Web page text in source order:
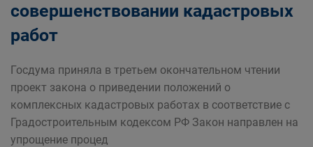
совершенствовании кадастровых
работ
Госдума приняла в третьем окончательном чтении
проект закона о приведении положений о
комплексных кадастровых работах в соответствие с
Градостроительным кодексом РФ Закон направлен на
упрощение процед